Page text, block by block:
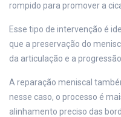
rompido para promover a
Esse tipo de intervenção é
que a preservação do
da articulação e a
A reparação meniscal
nesse caso, o processo é
alinhamento preciso das